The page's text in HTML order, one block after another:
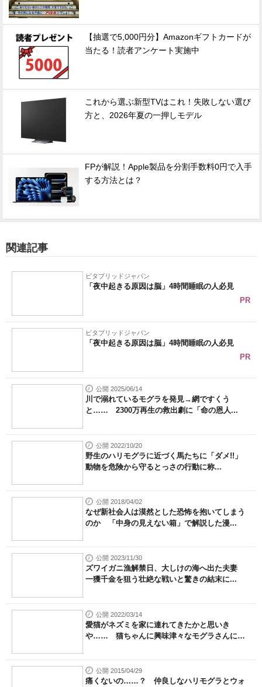
【抽選で5,000円分】Amazonギフトカードが
当たる！読者アンケート実施中
これから選ぶ新型TVはこれ！失敗しない選び
方と、2026年夏の一押しモデル
FPが解説！Apple製品を分割手数料0円で入手
する方法とは？
関連記事
ビタブリッドジャパン
「夜中起きる原因は脳」4時間睡眠の人必見
PR
ビタブリッドジャパン
「夜中起きる原因は脳」4時間睡眠の人必見
PR
公開 2025/06/14
川で溺れているモグラを発見→網ですくう
と…… 2300万再生の救出劇に「命の恩人...
公開 2022/10/20
野生のハリモグラに近づく馬たちに「ダメ!!」
動物を危険から守るとっさの行動に称...
公開 2018/04/02
なぜ新社会人は漠然とした恐怖を抱いてしまう
のか 「中身の見えない箱」で解説した漫...
公開 2023/11/30
ズワイガニ漁解禁日、大しけの海へ出た夫妻
一獲千金を狙う壮絶な戦いと驚きの結末に...
公開 2022/03/14
愛猫がネズミを家に連れてきたかと思いき
や…… 猫ちゃんに興味津々なモグラさんに
公開 2015/04/29
痛くないの……？ 仲良しなハリモグラとウォ